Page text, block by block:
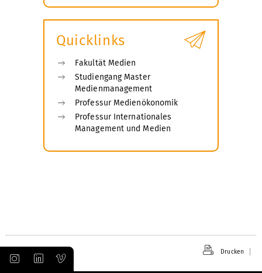
öffnen
Quicklinks
Fakultät Medien
Studiengang Master
Medienmanagement
Professur Medienökonomik
Professur Internationales
Management und Medien
Drucken